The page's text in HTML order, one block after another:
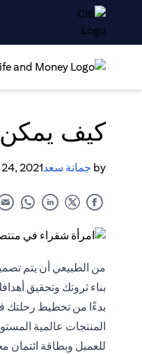
كيف
by جمانة سعد2021
من الطبيعي أن يتم
بناء ثروتك وتحقيق
بدءًا من تخطيط رحلتك
المنتجات عالمية
للعميل وبطاقة